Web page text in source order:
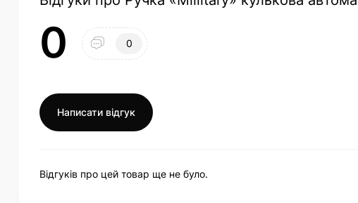
0 0
Написати відгук
Відгуків про цей товар ще не було.